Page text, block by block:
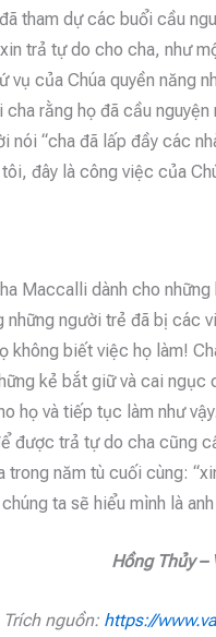
tham dự các buổi cầu
xin trả tự do cho cha, như
vụ của Chúa quyền năng
cha rằng họ đã cầu nguyện
nói “cha đã lấp đầy các
đây là công việc của
Maccalli dành cho
những người trẻ đã bị các
không biết việc họ làm!
kẻ bắt giữ và cai ngục
họ và tiếp tục làm như
được trả tự do cha cũng
trong năm tù cuối cùng:
ta sẽ hiểu mình là anh
Hồng Thủy –
Trích nguồn: https://